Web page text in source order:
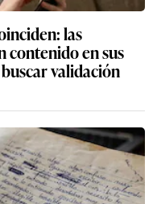
las
contenido en sus
validación